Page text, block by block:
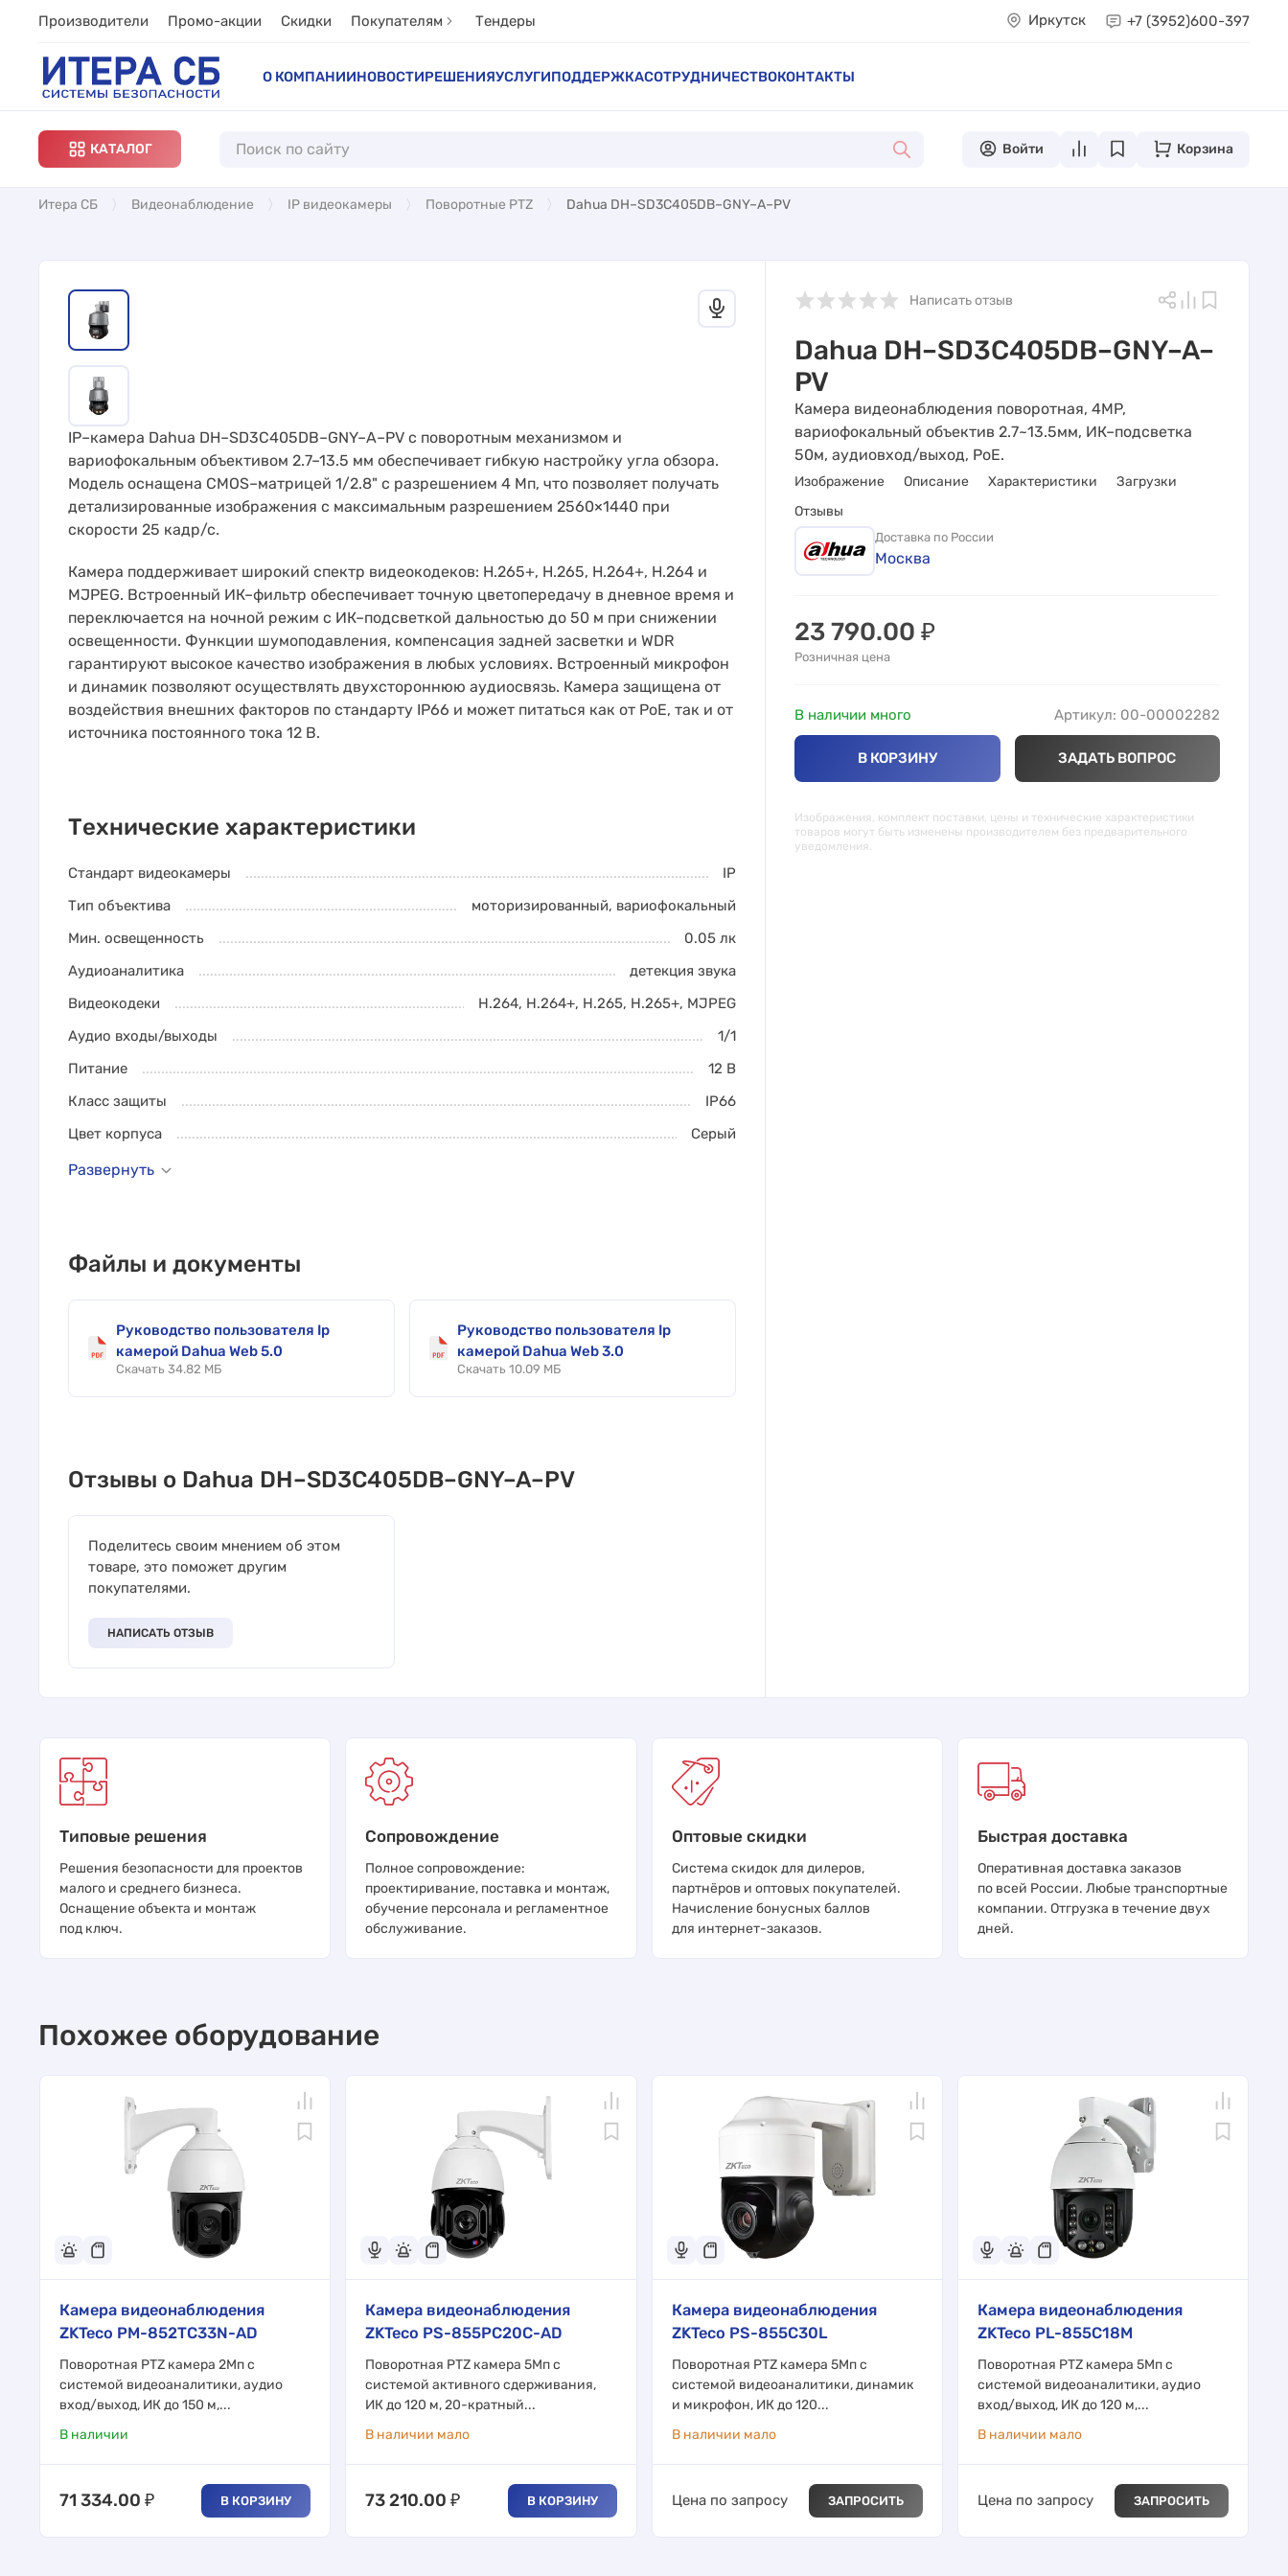
Производители Промо-акции Скидки Покупателям Тендеры Иркутск +7 (3952)600-397
О КОМПАНИИНОВОСТИРЕШЕНИЯУСЛУГИПОДДЕРЖКАСОТРУДНИЧЕСТВОКОНТАКТЫ
КАТАЛОГ Войти Корзина
Итера СБ Видеонаблюдение IP видеокамеры Поворотные PTZ Dahua DH–SD3C405DB–GNY–A–PV
Написать отзыв
Dahua DH–SD3C405DB–GNY–A–
PV
Камера видеонаблюдения поворотная, 4MP,
вариофокальный объектив 2.7~13.5мм, ИК–подсветка
50м, аудиовход/выход, PoE.
Изображение Описание Характеристики
Загрузки
Отзывы
Доставка по России
Москва
23 790.00 ₽
Розничная цена
В наличии много Артикул: 00-00002282
В КОРЗИНУ ЗАДАТЬ ВОПРОС
Изображения, комплект поставки, цены и технические характеристики
товаров могут быть изменены производителем без предварительного
уведомления.
IP–камера Dahua DH–SD3C405DB–GNY–A–PV с поворотным механизмом и
вариофокальным объективом 2.7–13.5 мм обеспечивает гибкую настройку угла обзора.
Модель оснащена CMOS–матрицей 1/2.8" с разрешением 4 Мп, что позволяет получать
детализированные изображения с максимальным разрешением 2560×1440 при
скорости 25 кадр/с.
Камера поддерживает широкий спектр видеокодеков: H.265+, H.265, H.264+, H.264 и
MJPEG. Встроенный ИК–фильтр обеспечивает точную цветопередачу в дневное время и
переключается на ночной режим с ИК–подсветкой дальностью до 50 м при снижении
освещенности. Функции шумоподавления, компенсация задней засветки и WDR
гарантируют высокое качество изображения в любых условиях. Встроенный микрофон
и динамик позволяют осуществлять двухстороннюю аудиосвязь. Камера защищена от
воздействия внешних факторов по стандарту IP66 и может питаться как от PoE, так и от
источника постоянного тока 12 В.
Технические характеристики
Стандарт видеокамеры
IP
Тип объектива
моторизированный, вариофокальный
Мин. освещенность
0.05 лк
Аудиоаналитика
детекция звука
Видеокодеки
H.264, H.264+, H.265, H.265+, MJPEG
Аудио входы/выходы
1/1
Питание
12 В
Класс защиты
IP66
Цвет корпуса
Серый
Развернуть
Файлы и документы
Руководство пользователя Ip
камерой Dahua Web 5.0
Скачать 34.82 МБ
Руководство пользователя Ip
камерой Dahua Web 3.0
Скачать 10.09 МБ
Отзывы о Dahua DH–SD3C405DB–GNY–A–PV
Поделитесь своим мнением об этом
товаре, это поможет другим
покупателями.
НАПИСАТЬ ОТЗЫВ
Типовые решения
Решения безопасности для проектов
малого и среднего бизнеса.
Оснащение объекта и монтаж
под ключ.
Сопровождение
Полное сопровождение:
проектиривание, поставка и монтаж,
обучение персонала и регламентное
обслуживание.
Оптовые скидки
Система скидок для дилеров,
партнёров и оптовых покупателей.
Начисление бонусных баллов
для интернет-заказов.
Быстрая доставка
Оперативная доставка заказов
по всей России. Любые транспортные
компании. Отгрузка в течение двух
дней.
Похожее оборудование
Камера видеонаблюдения
ZKTeco PM-852TC33N-AD
Поворотная PTZ камера 2Мп с
системой видеоаналитики, аудио
вход/выход, ИК до 150 м,...
В наличии
71 334.00 ₽ В КОРЗИНУ
Камера видеонаблюдения
ZKTeco PS-855PC20C-AD
Поворотная PTZ камера 5Мп с
системой активного сдерживания,
ИК до 120 м, 20-кратный...
В наличии мало
73 210.00 ₽ В КОРЗИНУ
Камера видеонаблюдения
ZKTeco PS-855C30L
Поворотная PTZ камера 5Мп с
системой видеоаналитики, динамик
и микрофон, ИК до 120...
В наличии мало
Цена по запросу ЗАПРОСИТЬ
Камера видеонаблюдения
ZKTeco PL-855C18M
Поворотная PTZ камера 5Мп с
системой видеоаналитики, аудио
вход/выход, ИК до 120 м,...
В наличии мало
Цена по запросу ЗАПРОСИТЬ